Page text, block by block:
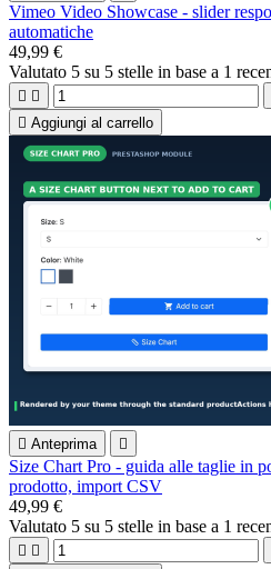
Vimeo Video Showcase - slider
automatiche
49,99 €
Valutato 5 su 5 stelle in base a 1
 
 Aggiungi al carrello
 Anteprima 
Size Chart Pro - guida alle taglie in
prodotto, import CSV
49,99 €
Valutato 5 su 5 stelle in base a 1
 